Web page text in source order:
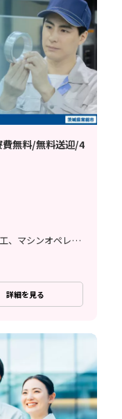
費無料/無料送迎/4
軽作業、検査、組立・組付け、加工、マシンオペレーター、立ち作業、バリ取り
詳細を見る